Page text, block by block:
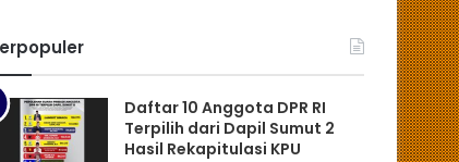
Daftar 10 Anggota DPR RI
Terpilih dari Dapil Sumut 2
Hasil Rekapitulasi KPU